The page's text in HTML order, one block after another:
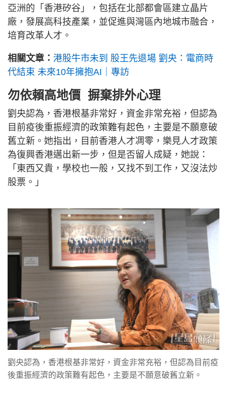
亞洲的「香港矽谷」，包括在北部都會區建立晶片
廠，發展高科技產業，並促進與灣區內地城市融合，
培育改革人才。
相關文章： 港股牛市未到 股王先退場 劉央：電商時
代結束 未來10年擁抱AI｜專訪
勿依賴高地價 摒棄排外心理
劉央認為，香港根基非常好，資金非常充裕，但認為
目前疫後重振經濟的政策難有起色，主要是不願意破
舊立新。她指出，目前香港人才凋零，樂見人才政策
為復興香港邁出新一步，但是否留人成疑，她說：
「東西又貴，學校也一般，又找不到工作，又沒法炒
股票。」
劉央認為，香港根基非常好，資金非常充裕，但認為目前疫
後重振經濟的政策難有起色，主要是不願意破舊立新。